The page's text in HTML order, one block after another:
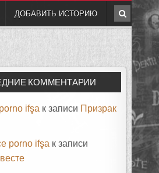
ДОБАВИТЬ ИСТОРИЮ
КОММЕНТАРИИ
ifşa к записи Призрак
porno ifşa к записи